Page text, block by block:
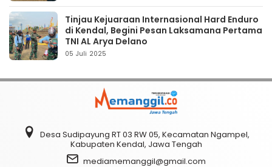
Tinjau Kejuaraan Internasional Hard Enduro
di Kendal, Begini Pesan Laksamana Pertama
TNI AL Arya Delano
05 Juli 2025
Desa Sudipayung RT 03 RW 05, Kecamatan Ngampel,
Kabupaten Kendal, Jawa Tengah
mediamemanggil@gmail.com